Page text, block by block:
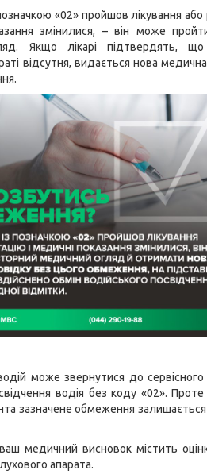
«02» пройшов лікування або
змінилися, – він може
Якщо лікарі підтвердять,
відсутня, видається нова
водій може звернутися до
водія без коду «02».
зазначене обмеження
медичний висновок містить
апарата.